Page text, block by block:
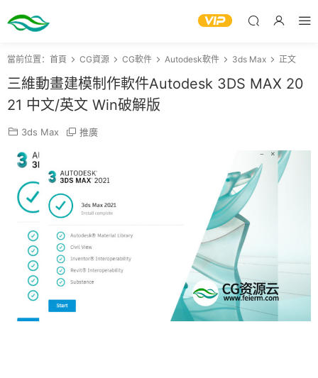
當前位置： 首頁 CG資源 CG軟件 Autodesk軟件 3ds Max 正文
三維動畫建模制作軟件Autodesk 3DS MAX 20
21 中文/英文 Win破解版
3ds Max 推廣